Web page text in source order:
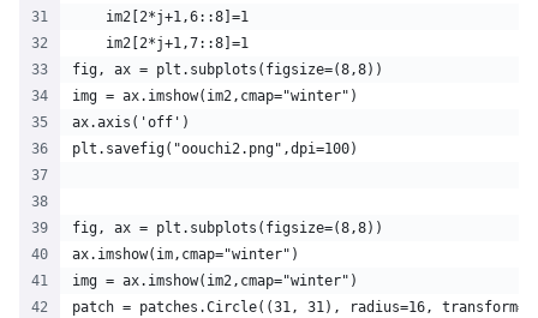
    im2[2*j+1,6::8]=1
    im2[2*j+1,7::8]=1
fig, ax = plt.subplots(figsize=(8,8))
img = ax.imshow(im2,cmap="winter")
ax.axis('off')
plt.savefig("oouchi2.png",dpi=100)
fig, ax = plt.subplots(figsize=(8,8))
ax.imshow(im,cmap="winter")
img = ax.imshow(im2,cmap="winter")
patch = patches.Circle((31, 31), radius=16,